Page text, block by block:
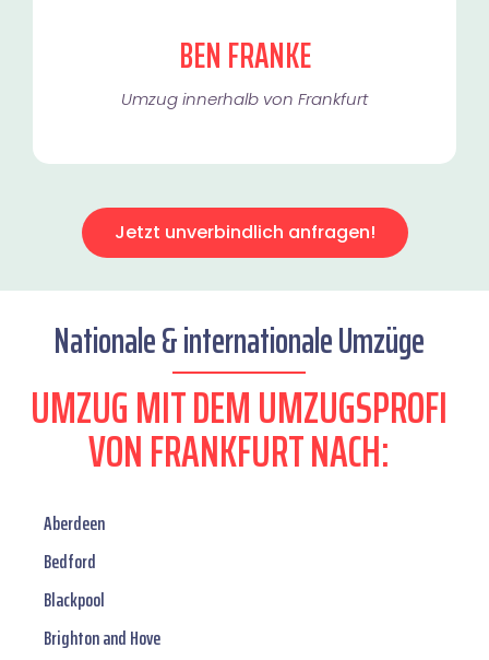
BEN FRANKE
Umzug innerhalb von Frankfurt​
Jetzt unverbindlich anfragen!
Nationale & internationale Umzüge
UMZUG MIT DEM UMZUGSPROFI
VON FRANKFURT NACH:
Aberdeen
Bedford
Blackpool
Brighton and Hove